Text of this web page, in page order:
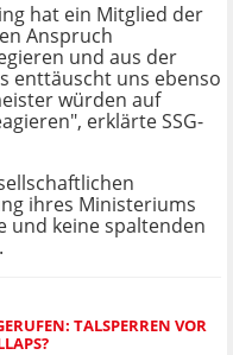
hat ein Mitglied der
Anspruch
und aus der
enttäuscht uns ebenso
würden auf
erklärte SSG-
ihres Ministeriums
und keine spaltenden
TALSPERREN VOR